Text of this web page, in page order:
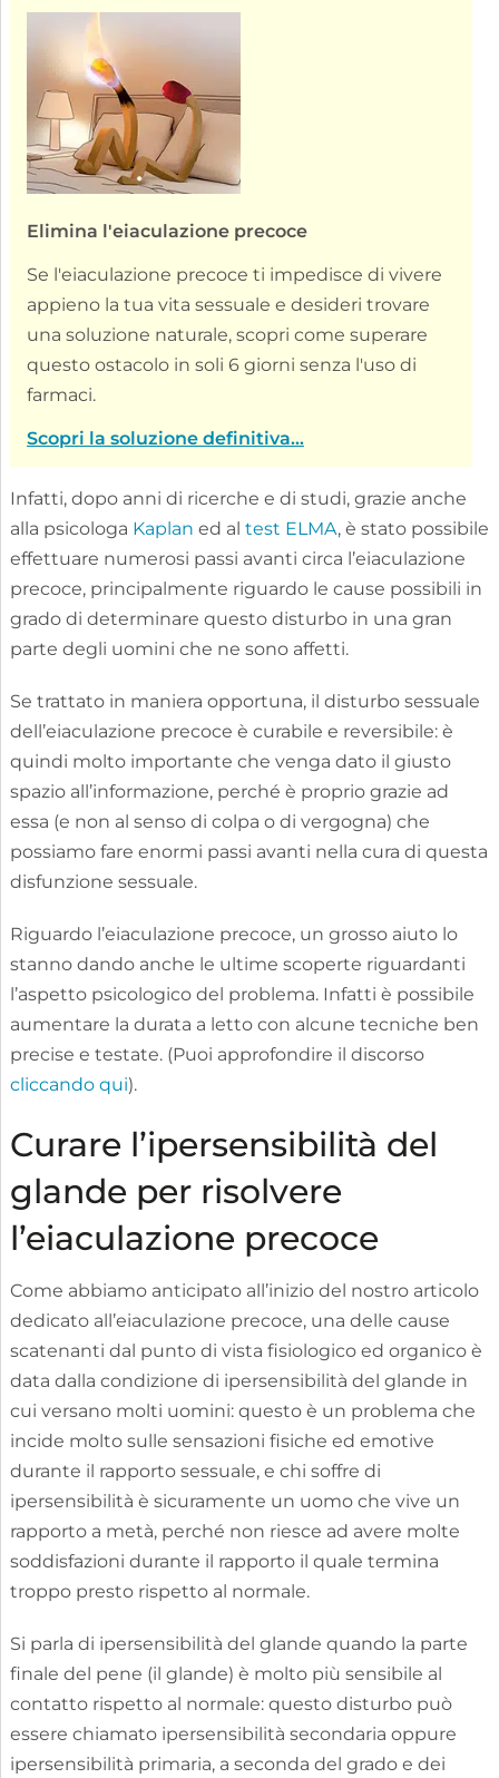
Elimina l'eiaculazione precoce
Se l'eiaculazione precoce ti impedisce di vivere
appieno la tua vita sessuale e desideri trovare
una soluzione naturale, scopri come superare
questo ostacolo in soli 6 giorni senza l'uso di
farmaci.
Scopri la soluzione definitiva...
Infatti, dopo anni di ricerche e di studi, grazie anche
alla psicologa Kaplan ed al test ELMA, è stato possibile
effettuare numerosi passi avanti circa l’eiaculazione
precoce, principalmente riguardo le cause possibili in
grado di determinare questo disturbo in una gran
parte degli uomini che ne sono affetti.
Se trattato in maniera opportuna, il disturbo sessuale
dell’eiaculazione precoce è curabile e reversibile: è
quindi molto importante che venga dato il giusto
spazio all’informazione, perché è proprio grazie ad
essa (e non al senso di colpa o di vergogna) che
possiamo fare enormi passi avanti nella cura di questa
disfunzione sessuale.
Riguardo l’eiaculazione precoce, un grosso aiuto lo
stanno dando anche le ultime scoperte riguardanti
l’aspetto psicologico del problema. Infatti è possibile
aumentare la durata a letto con alcune tecniche ben
precise e testate. (Puoi approfondire il discorso
cliccando qui).
Curare l’ipersensibilità del
glande per risolvere
l’eiaculazione precoce
Come abbiamo anticipato all’inizio del nostro articolo
dedicato all’eiaculazione precoce, una delle cause
scatenanti dal punto di vista fisiologico ed organico è
data dalla condizione di ipersensibilità del glande in
cui versano molti uomini: questo è un problema che
incide molto sulle sensazioni fisiche ed emotive
durante il rapporto sessuale, e chi soffre di
ipersensibilità è sicuramente un uomo che vive un
rapporto a metà, perché non riesce ad avere molte
soddisfazioni durante il rapporto il quale termina
troppo presto rispetto al normale.
Si parla di ipersensibilità del glande quando la parte
finale del pene (il glande) è molto più sensibile al
contatto rispetto al normale: questo disturbo può
essere chiamato ipersensibilità secondaria oppure
ipersensibilità primaria, a seconda del grado e dei